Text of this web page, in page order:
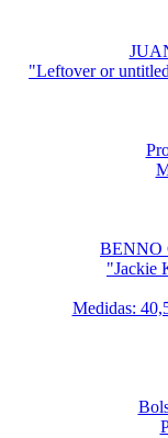
"Leftover or
BENNO
"Jackie
Medidas: